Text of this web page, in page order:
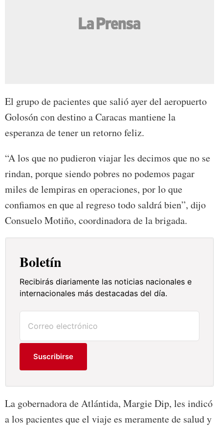
El grupo de pacientes que salió ayer del aeropuerto
Golosón con destino a Caracas mantiene la
esperanza de tener un retorno feliz.
“A los que no pudieron viajar les decimos que no se
rindan, porque siendo pobres no podemos pagar
miles de lempiras en operaciones, por lo que
confiamos en que al regreso todo saldrá bien”, dijo
Consuelo Motiño, coordinadora de la brigada.
Boletín
Recibirás diariamente las noticias nacionales e
internacionales más destacadas del día.
Suscribirse
La gobernadora de Atlántida, Margie Dip, les indicó
a los pacientes que el viaje es meramente de salud y